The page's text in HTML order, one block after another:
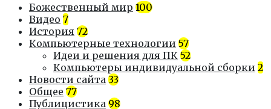
Божественный мир 100
Видео 7
История 72
Компьютерные технологии 57
Идеи и решения для ПК 52
Компьютеры индивидуальной сборки 2
Новости сайта 33
Общее 77
Публицистика 98